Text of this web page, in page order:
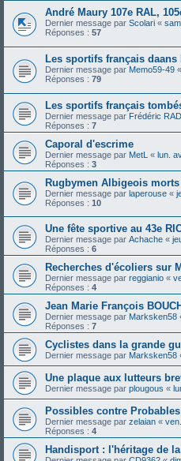
André Maury 107e RAL,
Dernier message par Scolari «
Réponses : 57
Les sportifs français daans
Dernier message par Memo59-49 «
Réponses : 79
Les sportifs français
Dernier message par Frédéric
Réponses : 7
Caporal d'escrime
Dernier message par MetL « lun.
Réponses : 3
Rugbymen Albigeois morts
Dernier message par laperouse «
Réponses : 10
Une fête sportive au 43e
Dernier message par Achache «
Réponses : 6
Recherches d'écoliers sur
Dernier message par reggianio «
Réponses : 4
Jean Marie François
Dernier message par Marksken58
Réponses : 7
Cyclistes dans la grande
Dernier message par Marksken58
Une plaque aux lutteurs
Dernier message par plougous «
Possibles contre
Dernier message par zelaian «
Réponses : 4
Handisport : l'héritage de